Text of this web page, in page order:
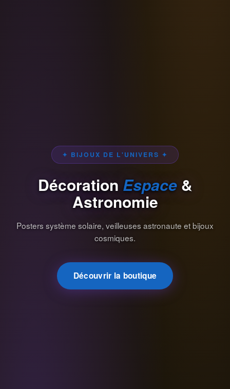
✦ BIJOUX DE L'UNIVERS ✦
Décoration Espace&
Astronomie
Posters système solaire, veilleuses astronaute et bijoux
cosmiques.
Découvrir la boutique